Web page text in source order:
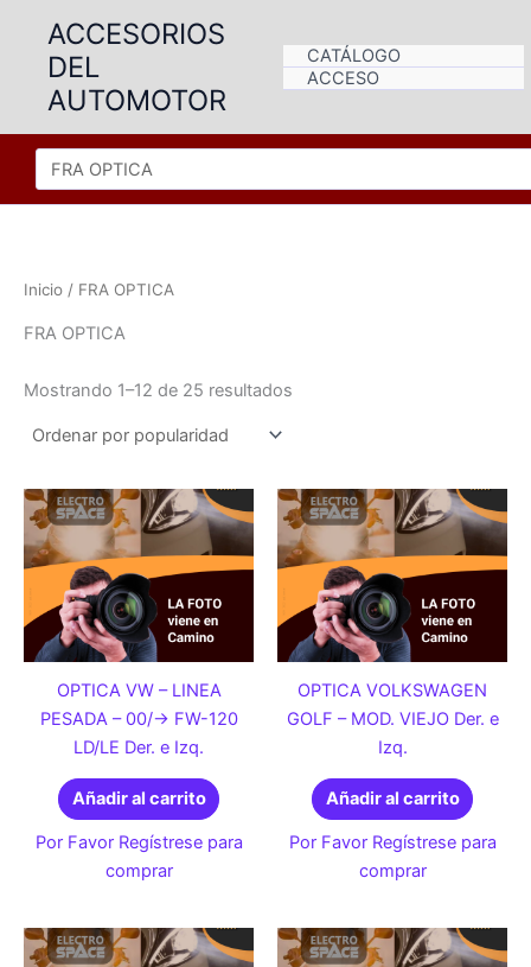
contenido
ACCESORIOS
DEL
AUTOMOTOR
CATÁLOGO
ACCESO
Inicio / FRA OPTICA
FRA OPTICA
Mostrando 1–12 de 25 resultados
OPTICA VW – LINEA
PESADA – 00/-> FW-120
LD/LE Der. e Izq.
Añadir al carrito
Por Favor Regístrese para
comprar
OPTICA VOLKSWAGEN
GOLF – MOD. VIEJO Der. e
Izq.
Añadir al carrito
Por Favor Regístrese para
comprar